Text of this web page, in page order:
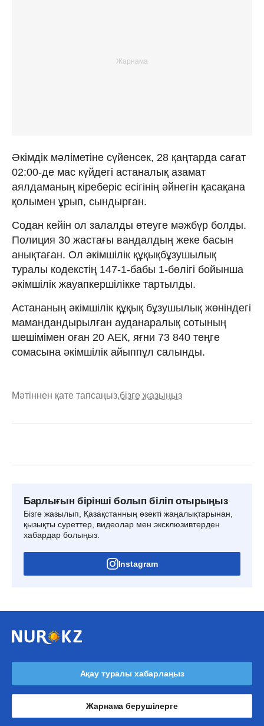
Әкімдік мәліметіне сүйенсек, 28 қаңтарда сағат
02:00-де мас күйдегі астаналық азамат
аялдаманың кіреберіс есігінің әйнегін қасақана
қолымен ұрып, сындырған.
Cодан кейін ол залалды өтеуге мәжбүр болды.
Полиция 30 жастағы вандалдың жеке басын
анықтаған. Ол әкімшілік құқықбұзушылық
туралы кодекстің 147-1-бабы 1-бөлігі бойынша
әкімшілік жауапкершілікке тартылды.
Астананың әкімшілік құқық бұзушылық жөніндегі
мамандандырылған ауданаралық сотының
шешімімен оған 20 АЕК, яғни 73 840 теңге
сомасына әкімшілік айыппұл салынды.
Мәтіннен қате тапсаңыз,бізге жазыңыз
Барлығын бірінші болып біліп отырыңыз
Бізге жазылып, Қазақстанның өзекті жаңалықтарынан,
қызықты суреттер, видеолар мен эксклюзивтерден
хабардар болыңыз.
Instagram
Ақау туралы хабарлаңыз
Жарнама берушілерге